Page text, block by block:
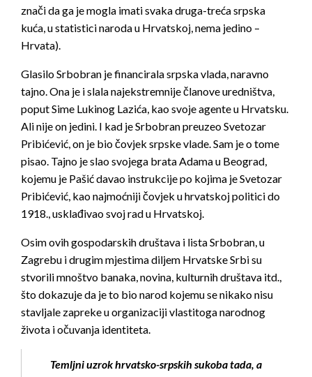
znači da ga je mogla imati svaka druga-treća srpska
kuća, u statistici naroda u Hrvatskoj, nema jedino –
Hrvata).
Glasilo Srbobran je financirala srpska vlada, naravno
tajno. Ona je i slala najekstremnije članove uredništva,
poput Sime Lukinog Lazića, kao svoje agente u Hrvatsku.
Ali nije on jedini. I kad je Srbobran preuzeo Svetozar
Pribićević, on je bio čovjek srpske vlade. Sam je o tome
pisao. Tajno je slao svojega brata Adama u Beograd,
kojemu je Pašić davao instrukcije po kojima je Svetozar
Pribićević, kao najmoćniji čovjek u hrvatskoj politici do
1918., usklađivao svoj rad u Hrvatskoj.
Osim ovih gospodarskih društava i lista Srbobran, u
Zagrebu i drugim mjestima diljem Hrvatske Srbi su
stvorili mnoštvo banaka, novina, kulturnih društava itd.,
što dokazuje da je to bio narod kojemu se nikako nisu
stavljale zapreke u organizaciji vlastitoga narodnog
života i očuvanja identiteta.
Temljni uzrok hrvatsko-srpskih sukoba tada, a